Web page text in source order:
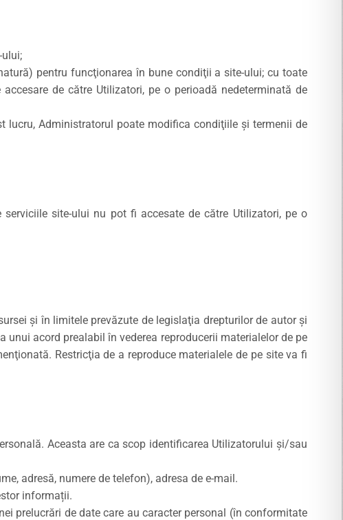
pentru funcţionarea în bune condiţii a site-ului; cu toate
de către Utilizatori, pe o perioadă nedeterminată de
Administratorul poate modifica condiţiile şi termenii de
site-ului nu pot fi accesate de către Utilizatori, pe o
şi în limitele prevăzute de legislaţia drepturilor de autor şi
unui acord prealabil în vederea reproducerii materialelor de pe
Restricţia de a reproduce materialele de pe site va fi
Aceasta are ca scop identificarea Utilizatorului şi/sau
adresă, numere de telefon), adresa de e-mail.
informații.
prelucrări de date care au caracter personal (în conformitate